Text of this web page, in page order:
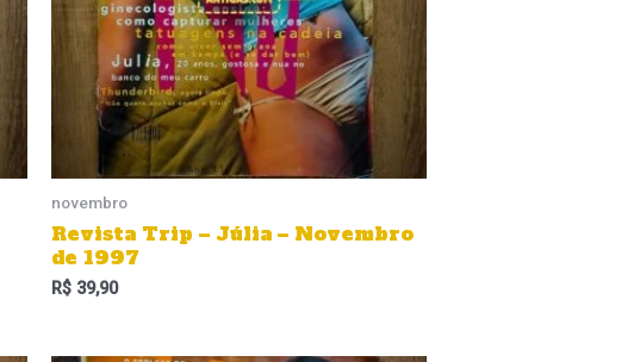
novembro
Revista Trip – Júlia – Novembro
de 1997
R$39,90